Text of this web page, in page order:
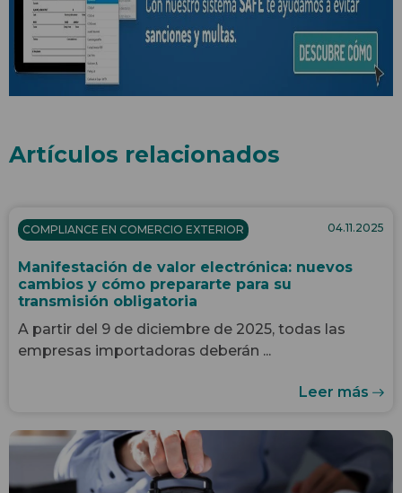
Artículos relacionados
COMPLIANCE EN COMERCIO EXTERIOR
Manifestación de valor electrónica: nuevos
A partir del 9 de diciembre de 2025, todas las
empresas importadoras deberán ...